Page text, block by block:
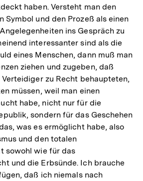
haben. Versteht man den
Symbol und den Prozeß als einen
ins Gespräch zu
interessanter sind als die
eines Menschen, dann muß man
ziehen und zugeben, daß
zu Recht behaupteten,
müssen, weil man einen
habe, nicht nur für die
sondern für das Geschehen
was es ermöglicht habe, also
und den totalen
sowohl wie für das
und die Erbsünde. Ich brauche
daß ich niemals nach